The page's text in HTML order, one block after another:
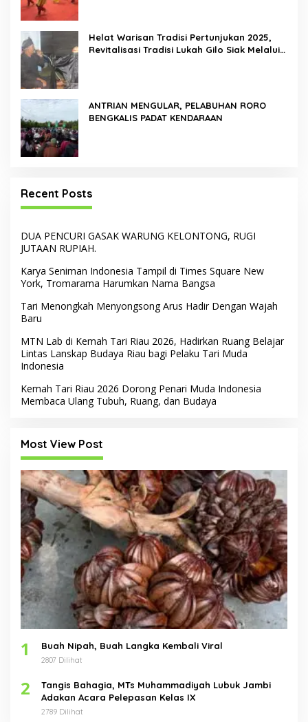
Helat Warisan Tradisi Pertunjukan 2025,
Revitalisasi Tradisi Lukah Gilo Siak Melalui
ANTRIAN MENGULAR, PELABUHAN RORO
BENGKALIS PADAT KENDARAAN
Recent Posts
DUA PENCURI GASAK WARUNG KELONTONG, RUGI
JUTAAN RUPIAH.
Karya Seniman Indonesia Tampil di Times Square New
York, Tromarama Harumkan Nama Bangsa
Tari Menongkah Menyongsong Arus Hadir Dengan Wajah
Baru
MTN Lab di Kemah Tari Riau 2026, Hadirkan Ruang Belajar
Lintas Lanskap Budaya Riau bagi Pelaku Tari Muda
Indonesia
Kemah Tari Riau 2026 Dorong Penari Muda Indonesia
Membaca Ulang Tubuh, Ruang, dan Budaya
Most View Post
1 Buah Nipah, Buah Langka Kembali Viral
2807 Dilihat
2
Tangis Bahagia, MTs Muhammadiyah Lubuk Jambi
Adakan Acara Pelepasan Kelas IX
2789 Dilihat